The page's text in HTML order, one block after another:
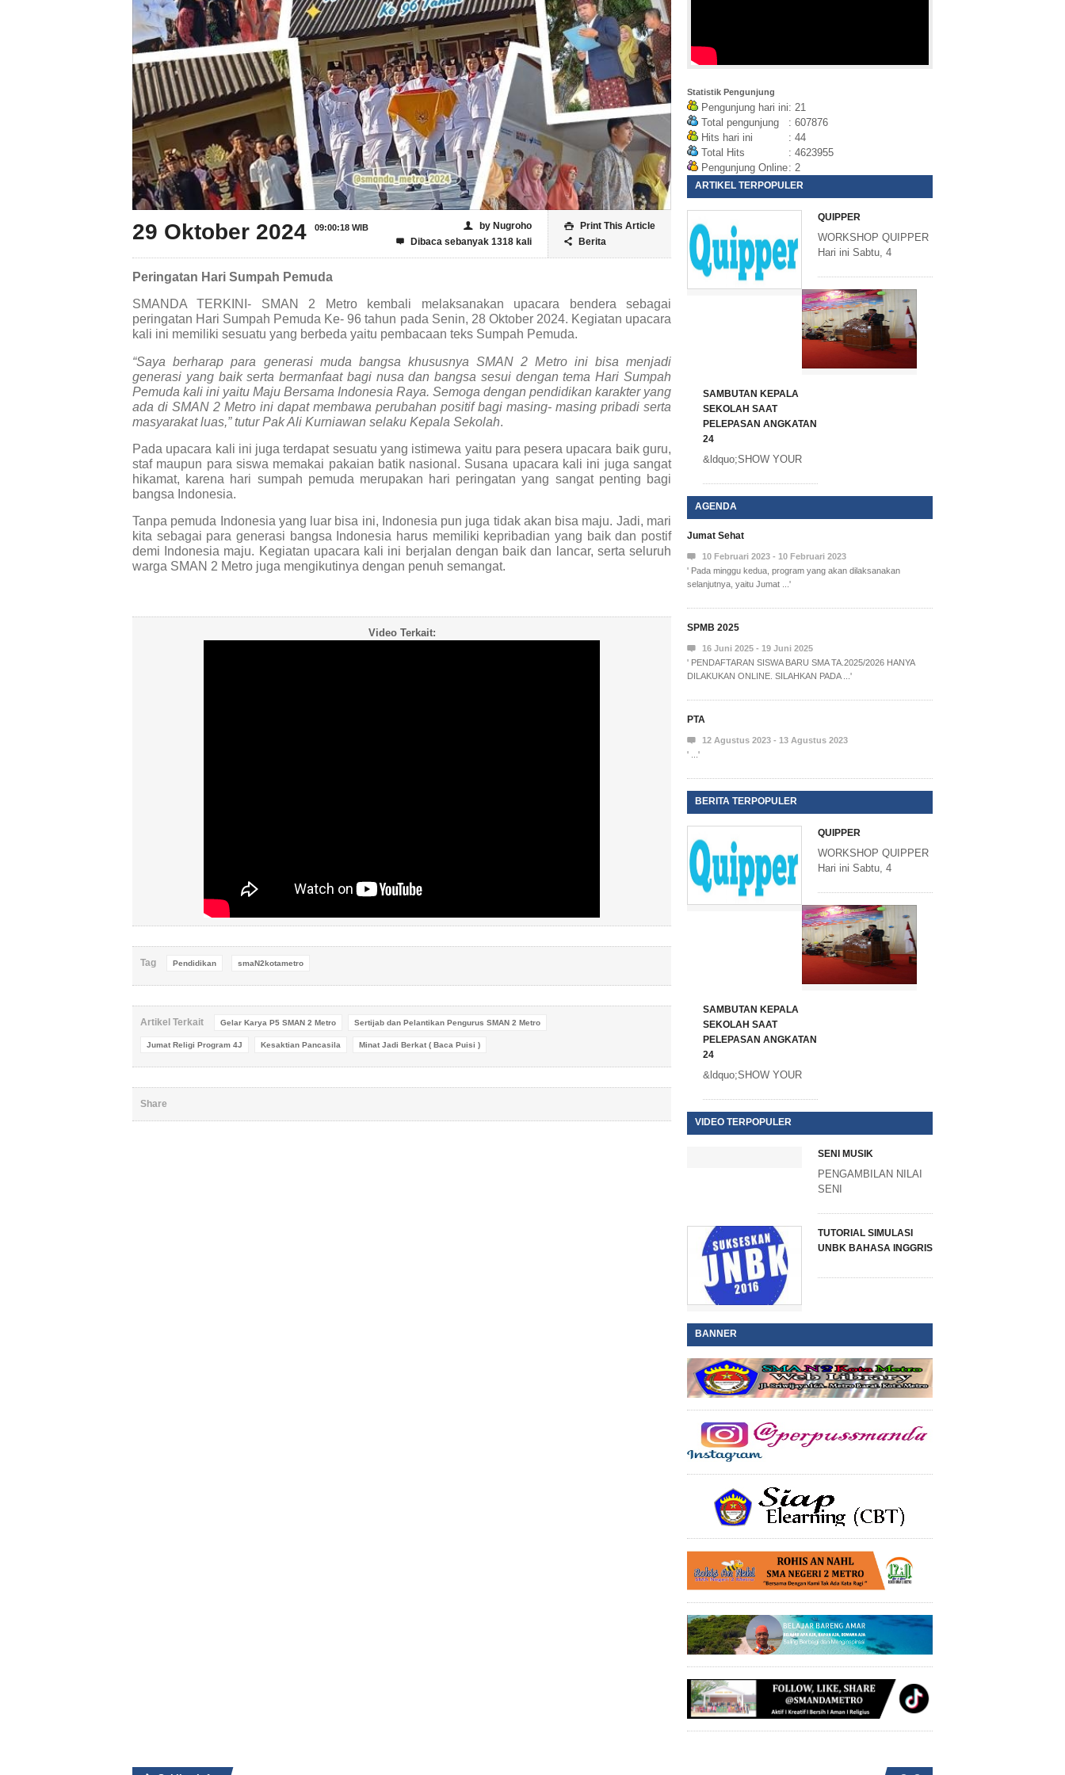
29 Oktober 2024 09:00:18 WIB  Print This Article
 Berita
👤 by Nugroho
 Dibaca sebanyak 1318 kali
Peringatan Hari Sumpah Pemuda
SMANDA TERKINI- SMAN 2 Metro kembali melaksanakan upacara bendera sebagai
peringatan Hari Sumpah Pemuda Ke- 96 tahun pada Senin, 28 Oktober 2024. Kegiatan upacara
kali ini memiliki sesuatu yang berbeda yaitu pembacaan teks Sumpah Pemuda.
“Saya berharap para generasi muda bangsa khususnya SMAN 2 Metro ini bisa menjadi
generasi yang baik serta bermanfaat bagi nusa dan bangsa sesui dengan tema Hari Sumpah
Pemuda kali ini yaitu Maju Bersama Indonesia Raya. Semoga dengan pendidikan karakter yang
ada di SMAN 2 Metro ini dapat membawa perubahan positif bagi masing- masing pribadi serta
masyarakat luas,” tutur Pak Ali Kurniawan selaku Kepala Sekolah.
Pada upacara kali ini juga terdapat sesuatu yang istimewa yaitu para pesera upacara baik guru,
staf maupun para siswa memakai pakaian batik nasional. Susana upacara kali ini juga sangat
hikamat, karena hari sumpah pemuda merupakan hari peringatan yang sangat penting bagi
bangsa Indonesia.
Tanpa pemuda Indonesia yang luar bisa ini, Indonesia pun juga tidak akan bisa maju. Jadi, mari
kita sebagai para generasi bangsa Indonesia harus memiliki kepribadian yang baik dan postif
demi Indonesia maju. Kegiatan upacara kali ini berjalan dengan baik dan lancar, serta seluruh
warga SMAN 2 Metro juga mengikutinya dengan penuh semangat.
Video Terkait:
Tag Pendidikan smaN2kotametro
Artikel Terkait Gelar Karya P5 SMAN 2 Metro Sertijab dan Pelantikan Pengurus SMAN 2 Metro
Jumat Religi Program 4J Kesaktian Pancasila Minat Jadi Berkat ( Baca Puisi )
Share
Statistik Pengunjung
Pengunjung hari ini: 21
Total pengunjung
: 607876
Hits hari ini
: 44
Total Hits
: 4623955
Pengunjung Online: 2
ARTIKEL TERPOPULER
QUIPPER
WORKSHOP QUIPPER
Hari ini Sabtu, 4
SAMBUTAN KEPALA
SEKOLAH SAAT
PELEPASAN ANGKATAN
24
&ldquo;SHOW YOUR
AGENDA
Jumat Sehat

10 Februari 2023 - 10 Februari 2023
' Pada minggu kedua, program yang akan dilaksanakan
selanjutnya, yaitu Jumat ...'
SPMB 2025

16 Juni 2025 - 19 Juni 2025
' PENDAFTARAN SISWA BARU SMA TA.2025/2026 HANYA
DILAKUKAN ONLINE. SILAHKAN PADA ...'
PTA

12 Agustus 2023 - 13 Agustus 2023
' ...'
BERITA TERPOPULER
QUIPPER
WORKSHOP QUIPPER
Hari ini Sabtu, 4
SAMBUTAN KEPALA
SEKOLAH SAAT
PELEPASAN ANGKATAN
24
&ldquo;SHOW YOUR
VIDEO TERPOPULER
SENI MUSIK
PENGAMBILAN NILAI
SENI
TUTORIAL SIMULASI
UNBK BAHASA INGGRIS
BANNER